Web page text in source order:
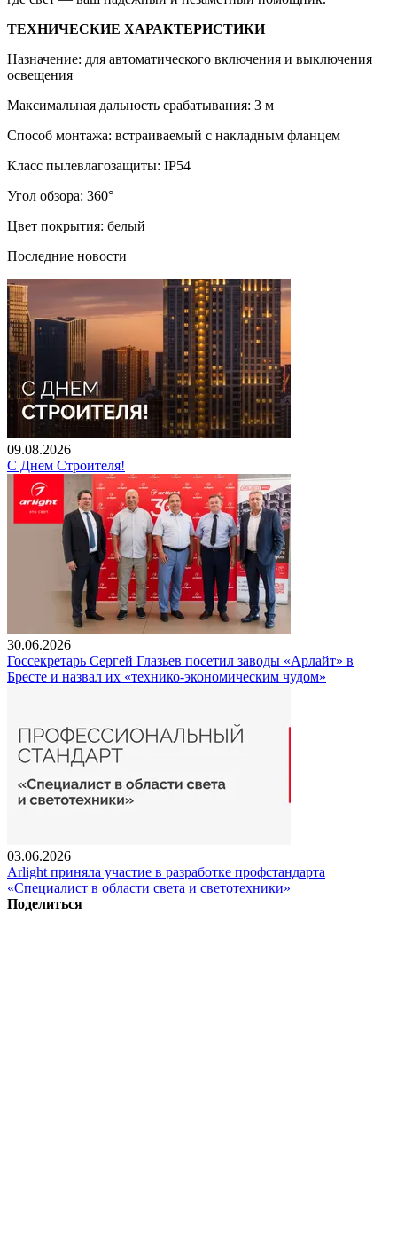
ТЕХНИЧЕСКИЕ ХАРАКТЕРИСТИКИ
Назначение: для автоматического включения и выключения
освещения
Максимальная дальность срабатывания: 3 м
Способ монтажа: встраиваемый с накладным фланцем
Класс пылевлагозащиты: IP54
Угол обзора: 360°
Цвет покрытия: белый
Последние новости
09.08.2026
С Днем Строителя!
30.06.2026
Госсекретарь Сергей Глазьев посетил заводы «Арлайт» в
Бресте и назвал их «технико-экономическим чудом»
03.06.2026
Arlight приняла участие в разработке профстандарта
«Специалист в области света и светотехники»
Поделиться